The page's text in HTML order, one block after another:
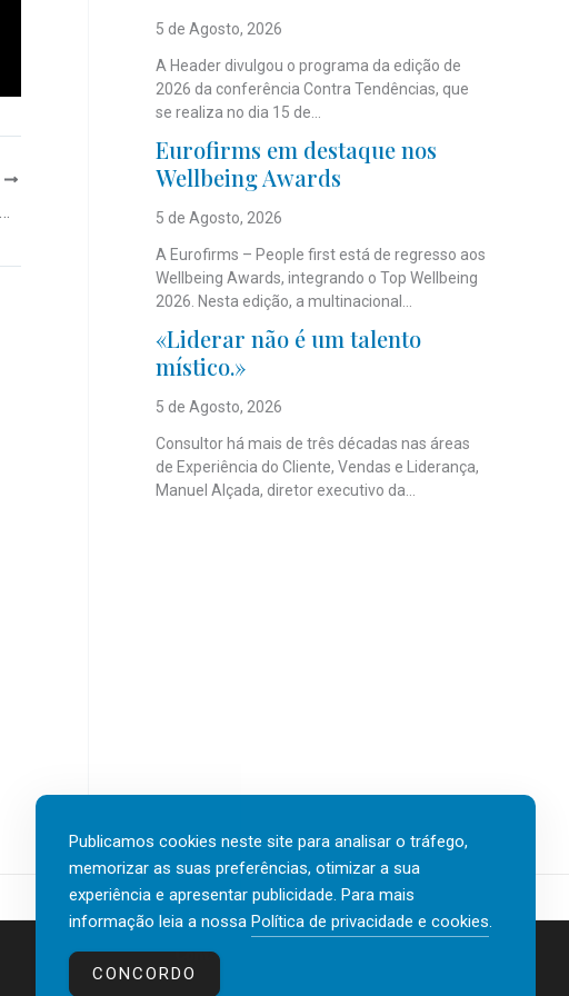
5 de Agosto, 2026
A Header divulgou o programa da edição de
2026 da conferência Contra Tendências, que
se realiza no dia 15 de...
Eurofirms em destaque nos
Wellbeing Awards
5 de Agosto, 2026
A Eurofirms – People first está de regresso aos
Wellbeing Awards, integrando o Top Wellbeing
2026. Nesta edição, a multinacional...
«Liderar não é um talento
místico.»
5 de Agosto, 2026
Consultor há mais de três décadas nas áreas
de Experiência do Cliente, Vendas e Liderança,
Manuel Alçada, diretor executivo da...
Contactos
Publicamos cookies neste site para analisar o tráfego,
memorizar as suas preferências, otimizar a sua
experiência e apresentar publicidade. Para mais
informação leia a nossa Política de privacidade e cookies.
CONCORDO